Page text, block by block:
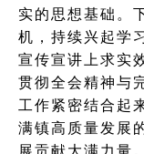
实的思想基础。
机，持续兴起学
宣传宣讲上求实
贯彻全会精神与
工作紧密结合起
满镇高质量发展
展贡献大满力量。